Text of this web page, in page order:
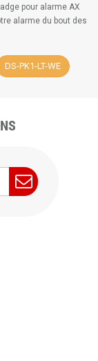
pour alarme AX
alarme du bout des
DS-PK1-LT-WE